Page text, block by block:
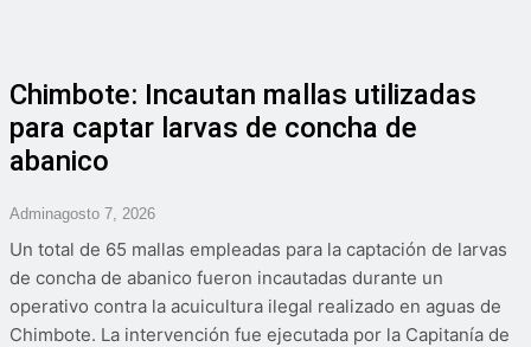
Chimbote: Incautan mallas utilizadas
para captar larvas de concha de
abanico
AdminAgosto 7, 2026
Un total de 65 mallas empleadas para la captación de larvas
de concha de abanico fueron incautadas durante un
operativo contra la acuicultura ilegal realizado en aguas de
Chimbote. La intervención fue ejecutada por la Capitanía de